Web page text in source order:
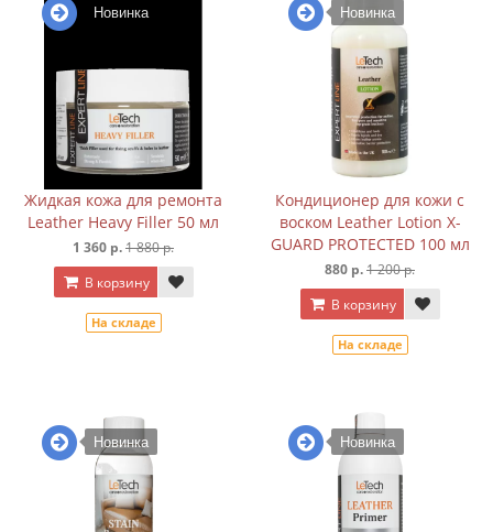
Новинка
Жидкая кожа для ремонта
Leather Heavy Filler 50 мл
1 360 р.1 880 р.
В корзину
На складе
Новинка
Кондиционер для кожи с
воском Leather Lotion X-
GUARD PROTECTED 100 мл
880 р.1 200 р.
В корзину
На складе
Новинка Новинка